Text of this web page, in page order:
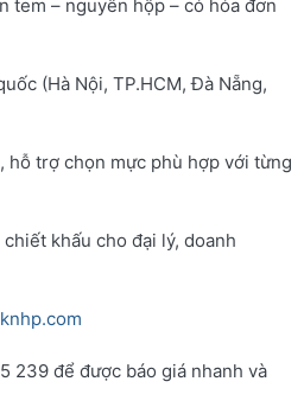
tem – nguyên hộp – có hóa đơn
(Hà Nội, TP.HCM, Đà Nẵng,
hỗ trợ chọn mực phù hợp với từng
khấu cho đại lý, doanh
239 để được báo giá nhanh và